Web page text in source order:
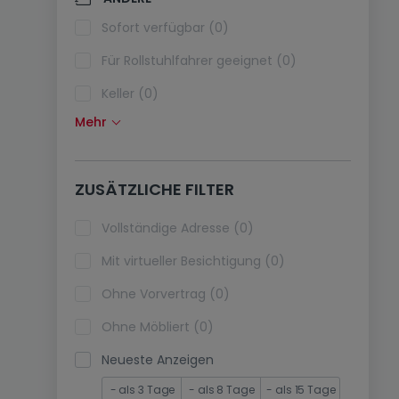
Klimaanlagen (0)
Glasfaser (0)
Sofort verfügbar (0)
Für Rollstuhlfahrer geeignet (0)
Keller (0)
Dachboden (0)
Fahrstuhl (0)
immobilienleibrente (0)
Ferienimmobilien (0)
Mehr
ZUSÄTZLICHE FILTER
Vollständige Adresse (0)
Mit virtueller Besichtigung (0)
Ohne Vorvertrag (0)
Ohne Möbliert (0)
Neueste Anzeigen
- als 3 Tage - als 8 Tage - als 15 Tage